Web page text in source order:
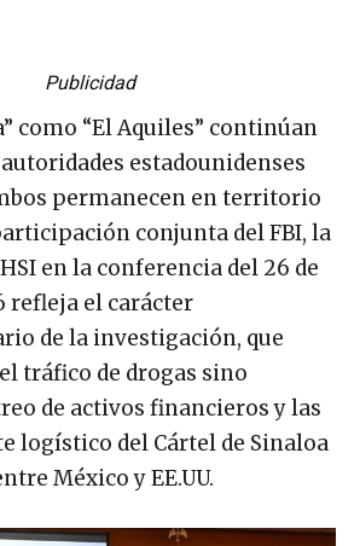
Publicidad
como “El Aquiles” continúan
estadounidenses
permanecen en territorio
conjunta del FBI, la
en la conferencia del 26 de
refleja el carácter
de la investigación, que
tráfico de drogas sino
de activos financieros y las
logístico del Cártel de Sinaloa
México y EE.UU.